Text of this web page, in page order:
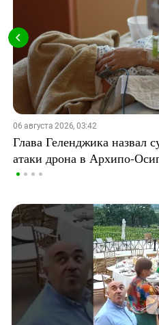
06 августа 2026, 03:42
Глава Геленджика назвал
атаки дрона в Архипо-